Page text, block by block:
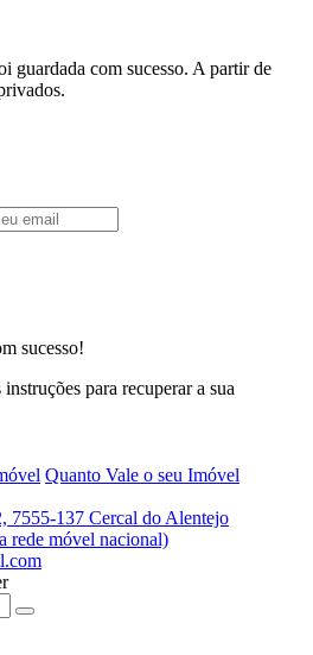
guardada com sucesso. A partir de
sucesso!
para recuperar a sua
Quanto Vale o seu Imóvel
7555-137 Cercal do Alentejo
rede móvel nacional)